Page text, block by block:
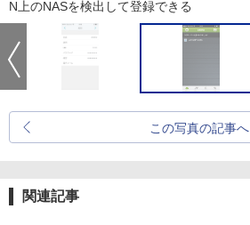
N上のNASを検出して登録できる
この写真の記事へ
関連記事